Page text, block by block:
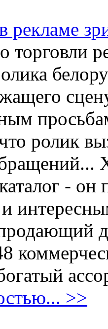
рекламе
торговли
ролик
- он
>>